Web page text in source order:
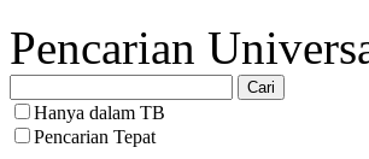
Pencarian
Hanya dalam TB
Pencarian Tepat